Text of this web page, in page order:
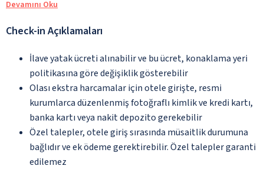
Devamını Oku
Check-in Açıklamaları
İlave yatak ücreti alınabilir ve bu ücret, konaklama yeri
politikasına göre değişiklik gösterebilir
Olası ekstra harcamalar için otele girişte, resmi
kurumlarca düzenlenmiş fotoğraflı kimlik ve kredi kartı,
banka kartı veya nakit depozito gerekebilir
Özel talepler, otele giriş sırasında müsaitlik durumuna
bağlıdır ve ek ödeme gerektirebilir. Özel talepler garanti
edilemez